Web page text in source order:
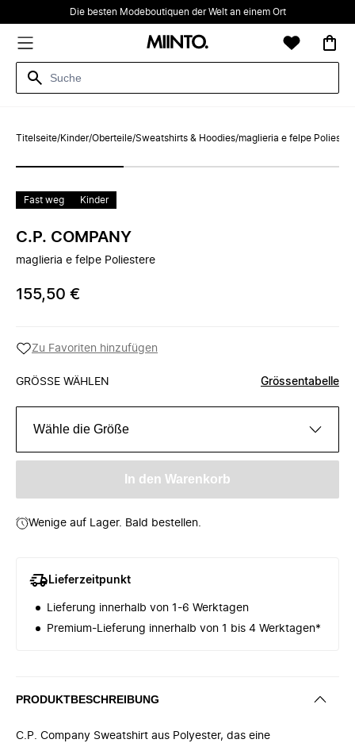
Die besten Modeboutiquen der Welt an einem Ort
Titelseite/Kinder/Oberteile/Sweatshirts & Hoodies/maglieria e felpe
Fast weg Kinder
C.P. COMPANY
maglieria e felpe Poliestere
155,50 €
Zu Favoriten hinzufügen
GRÖSSE WÄHLEN Grössentabelle
Wähle die Größe
In den Warenkorb
Wenige auf Lager. Bald bestellen.
Lieferzeitpunkt
Lieferung innerhalb von 1-6 Werktagen
Premium-Lieferung innerhalb von 1 bis 4 Werktagen*
PRODUKTBESCHREIBUNG
C.P. Company Sweatshirt aus Polyester, das eine